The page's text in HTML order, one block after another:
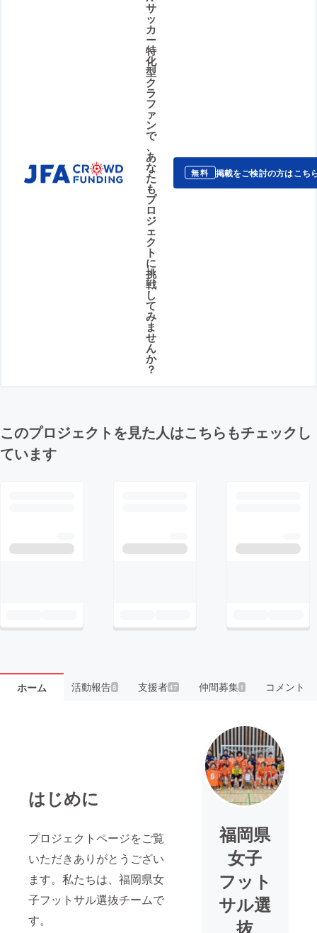
サ
ッ
カ
ー
特
化
型
ク
ラ
フ
ァ
ン
で
、
あ
な
た
も
プ
ロ
ジ
ェ
ク
ト
に
挑
戦
し
て
み
ま
せ
ん
か
？
無料 掲載をご検討の方はこち
このプロジェクトを見た人はこちらもチェックし
ています
ホーム 活動報告8 支援者47 仲間募集 1 コメント
はじめに
プロジェクトページをご覧
いただきありがとうござい
ます。私たちは、福岡県女
子フットサル選抜チームで
す。
福岡県
女子
フット
サル選
抜